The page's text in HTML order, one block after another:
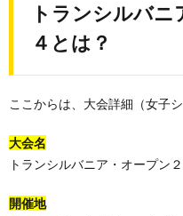
トランシルバニ
４とは？
ここからは、大会詳細（女子
大会名
トランシルバニア・オープン
開催地